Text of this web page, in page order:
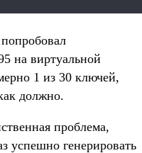
на виртуальной
1 из 30 ключей,
должно.
проблема,
успешно генерировать